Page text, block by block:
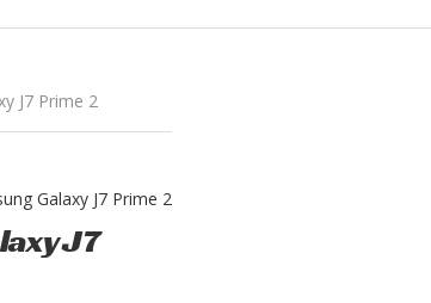
J7 Prime 2
Galaxy J7 Prime 2
J7